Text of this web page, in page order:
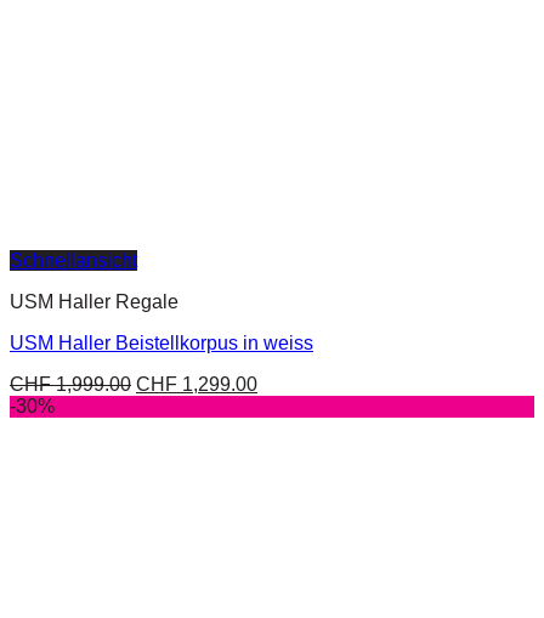
Schnellansicht
USM Haller Regale
USM Haller Beistellkorpus in weiss
CHF1,999.00 CHF 1,299.00
-30%